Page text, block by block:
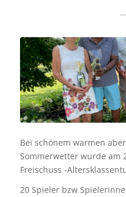
Bei schönem warmen
Sommerwetter wurde am
Freischuss -
20 Spieler bzw